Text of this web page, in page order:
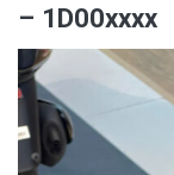
– 1D00xxxx